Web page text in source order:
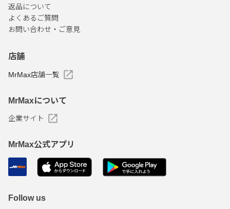
返品について
よくあるご質問
お問い合わせ・ご意見
店舗
MrMax店舗一覧
MrMaxについて
企業サイト
MrMax公式アプリ
Follow us